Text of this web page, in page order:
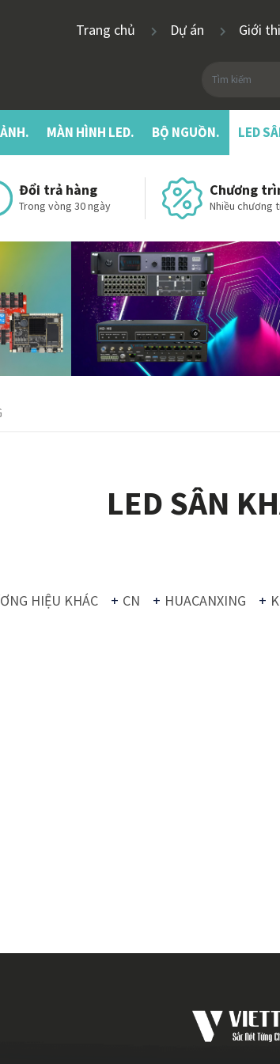
Trang chủ Dự án Giới
MÀN HÌNH LED. BỘ NGUỒN. LED
Đổi trả hàng
Trong vòng 30 ngày
Chương
Nhiều chương
LED SÂN
HIỆU KHÁC CN HUACANXING